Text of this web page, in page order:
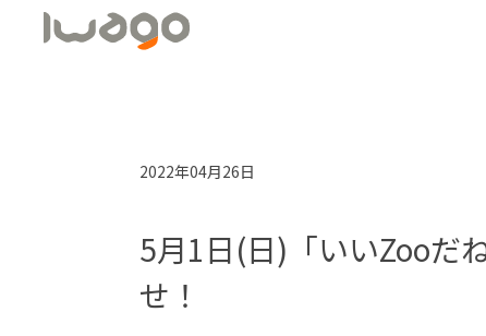
2022年04月26日
5月1日(日)「いいZooだ
せ！